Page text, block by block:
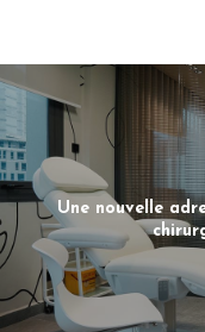
Une nouvelle